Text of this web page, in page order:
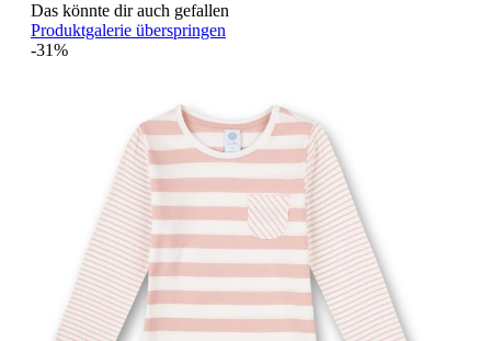
Das könnte dir auch gefallen
Produktgalerie überspringen
-31%